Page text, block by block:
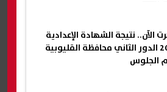
الآن.. نتيجة الشهادة الإعدادية
2026 الدور الثاني محافظة القليوبية
الجلوس